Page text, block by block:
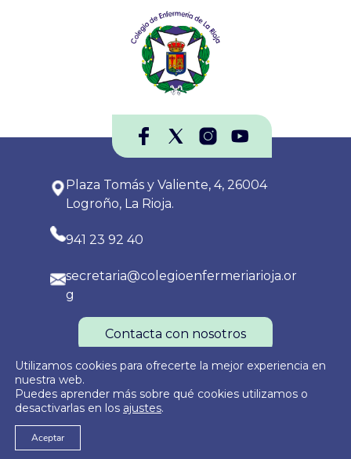
Plaza Tomás y Valiente, 4, 26004
Logroño, La Rioja.
941 23 92 40
secretaria@colegioenfermeriarioja.or
g
Contacta con nosotros
© 2026
Política de Privacidad Política de Cookies
Utilizamos cookies para ofrecerte la mejor experiencia en
nuestra web.
Puedes aprender más sobre qué cookies utilizamos o
desactivarlas en los ajustes.
Aceptar